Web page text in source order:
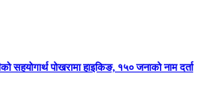
सहयोगार्थ पोखरामा हाइकिङ, १५० जनाको नाम दर्ता